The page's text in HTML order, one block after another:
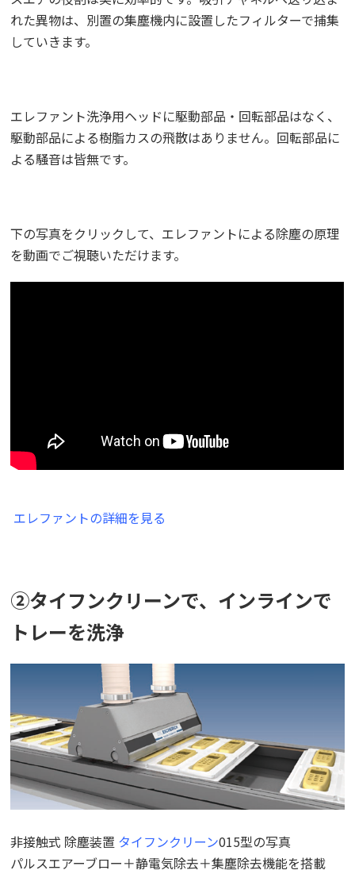
れた異物は、別置の集塵機内に設置したフィルターで捕集
していきます。
エレファント洗浄用ヘッドに駆動部品・回転部品はなく、
駆動部品による樹脂カスの飛散はありません。回転部品に
よる騒音は皆無です。
下の写真をクリックして、エレファントによる除塵の原理
を動画でご視聴いただけます。
エレファントの詳細を見る
②タイフンクリーンで、インラインで
トレーを洗浄
非接触式 除塵装置 タイフンクリーン015型の写真
パルスエアーブロー＋静電気除去＋集塵除去機能を搭載